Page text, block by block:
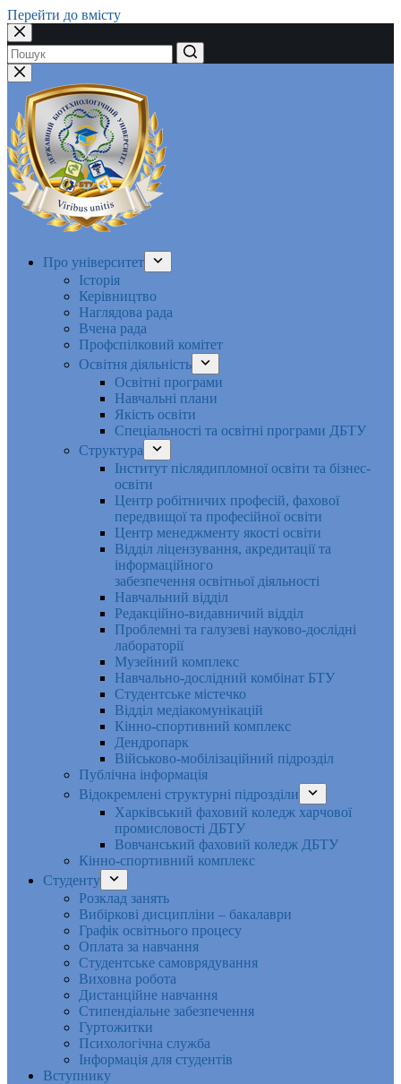
Перейти до вмісту
Немає
результатів
Про університет
Історія
Керівництво
Наглядова рада
Вчена рада
Профспілковий комітет
Освітня діяльність
Освітні програми
Навчальні плани
Якість освіти
Спеціальності та освітні програми ДБТУ
Структура
Інститут післядипломної освіти та бізнес-
освіти
Центр робітничих професій, фахової
передвищої та професійної освіти
Центр менеджменту якості освіти
Відділ ліцензування, акредитації та
інформаційного
забезпечення освітньої діяльності
Навчальний відділ
Редакційно-видавничий відділ
Проблемні та галузеві науково-дослідні
лабораторії
Музейний комплекс
Навчально-дослідний комбінат БТУ
Студентське містечко
Відділ медіакомунікацій
Кінно-спортивний комплекс
Дендропарк
Військово-мобілізаційний підрозділ
Публічна інформація
Відокремлені структурні підрозділи
Харківський фаховий коледж харчової
промисловості ДБТУ
Вовчанський фаховий коледж ДБТУ
Кінно-спортивний комплекс
Студенту
Розклад занять
Вибіркові дисципліни – бакалаври
Графік освітнього процесу
Оплата за навчання
Студентське самоврядування
Виховна робота
Дистанційне навчання
Стипендіальне забезпечення
Гуртожитки
Психологічна служба
Інформація для студентів
Вступнику